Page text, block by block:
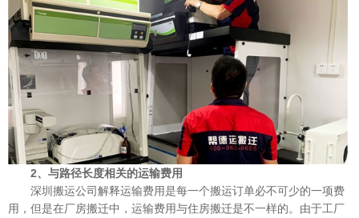
2、与路径长度相关的运输费用
深圳搬运公司解释运输费用是每一个搬运订单必不可少的一项费
用，但是在厂房搬迁中，运输费用与住房搬迁是不一样的。由于工厂